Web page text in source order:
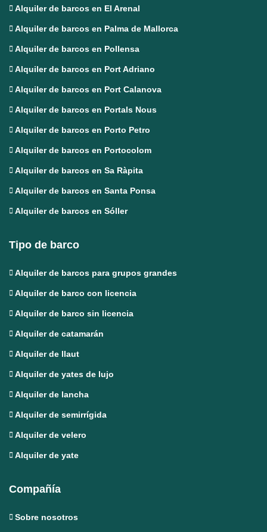
Alquiler de barcos en El Arenal
Alquiler de barcos en Palma de Mallorca
Alquiler de barcos en Pollensa
Alquiler de barcos en Port Adriano
Alquiler de barcos en Port Calanova
Alquiler de barcos en Portals Nous
Alquiler de barcos en Porto Petro
Alquiler de barcos en Portocolom
Alquiler de barcos en Sa Ràpita
Alquiler de barcos en Santa Ponsa
Alquiler de barcos en Sóller
Tipo de barco
Alquiler de barcos para grupos grandes
Alquiler de barco con licencia
Alquiler de barco sin licencia
Alquiler de catamarán
Alquiler de llaut
Alquiler de yates de lujo
Alquiler de lancha
Alquiler de semirrígida
Alquiler de velero
Alquiler de yate
Compañía
Sobre nosotros